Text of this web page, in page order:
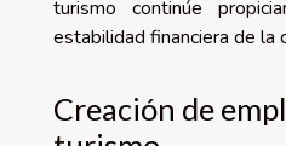
turismo continúe
estabilidad financiera de la
Creación de